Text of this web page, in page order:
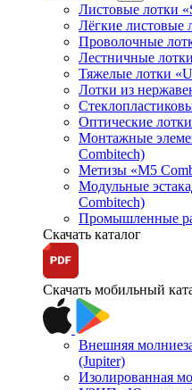
Листовые лотки
Лёгкие листовые
Проволочные
Лестничные
Тяжелые лотки
Лотки из
Оптические
Монтажные
Combitech)
Метизы «M5
Модульные
Combitech)
Промышленные
Скачать каталог
Скачать мобильный
Внешняя
(Jupiter)
Изолированная